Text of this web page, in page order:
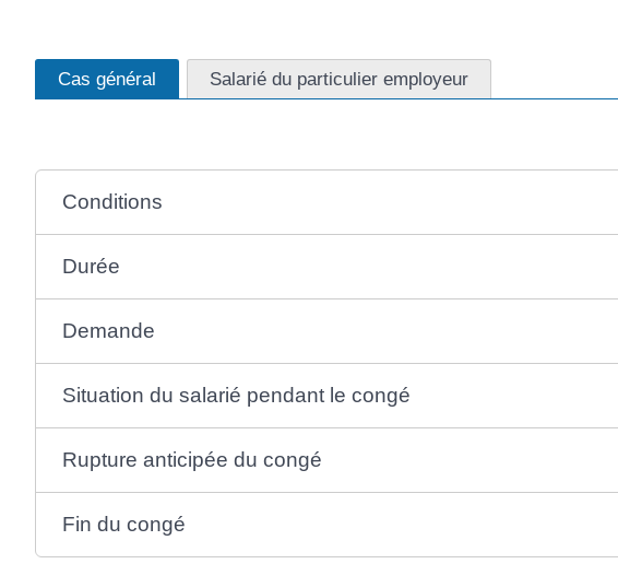
Cas général Salarié du particulier employeur
Conditions
Durée
Demande
Situation du salarié pendant le congé
Rupture anticipée du congé
Fin du congé